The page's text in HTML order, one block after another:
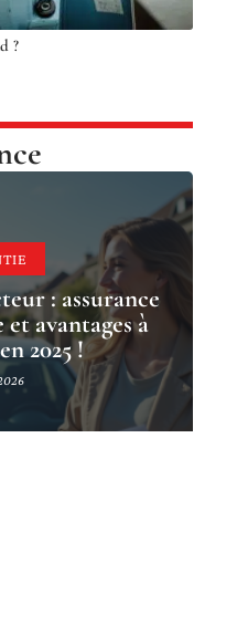
?
: assurance
avantages à
2025 !